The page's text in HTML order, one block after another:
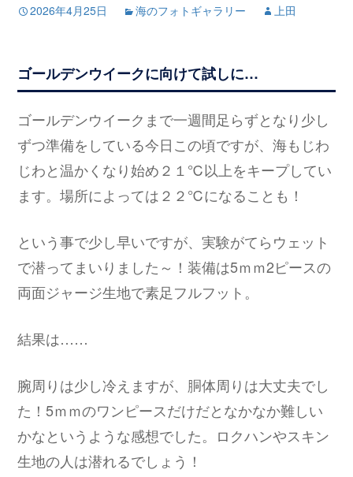
2026年4月25日 海のフォトギャラリー 上田
ゴールデンウイークに向けて試しに…
ゴールデンウイークまで一週間足らずとなり少し
ずつ準備をしている今日この頃ですが、海もじわ
じわと温かくなり始め２１℃以上をキープしてい
ます。場所によっては２２℃になることも！
という事で少し早いですが、実験がてらウェット
で潜ってまいりました～！装備は5ｍｍ2ピースの
両面ジャージ生地で素足フルフット。
結果は……
腕周りは少し冷えますが、胴体周りは大丈夫でし
た！5ｍｍのワンピースだけだとなかなか難しい
かなというような感想でした。ロクハンやスキン
生地の人は潜れるでしょう！